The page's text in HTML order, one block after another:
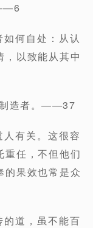
何自处：从认
，以致能从其中
制造者。——37
有关。这很容
重任，不但他们
的果效也常是众
道，虽不能百